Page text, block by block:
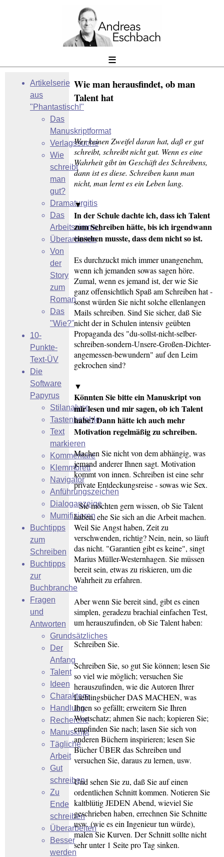
≡
Artikelserie
aus
"Phantastisch!"
Das
Manuskriptformat
Verlagssuche
Wie
schreibt
man
gut?
Dramaturgitis
Das
Arbeitszimmer
Überarbeiten
Von
der
Story
zum
Roman
Das
"Wie?"
10-
Punkte-
Text-ÜV
Die
Software
Papyrus
Stilanalyse
Tastenbefehle
Text
markieren
Kommentare
Klemmbrett
Navigator
Anführungszeichen
Dialoganzeige
Mumifizieren
Buchtipps
zum
Schreiben
Buchtipps
zur
Buchbranche
Fragen
und
Antworten
Grundsätzliches
Der
Anfang
Talent
Ideen
Charaktere
Handlung
Recherche
Manuskript
Tägliche
Arbeit
Gut
schreiben
Zu
Ende
schreiben
Überarbeiten
Besser
werden
Wie man herausfindet, ob man
Talent hat
Wer keinen Zweifel daran hat, daß er gut
schreibt, schreibt nicht gut. Wenn es eine
Wahrheit gibt im Geschäft des Schreibens,
dann ist es diese. Schreiben kann man
nicht, man lernt es ein Leben lang.
▼
In der Schule dachte ich, dass ich Talent
zum Schreiben hätte, bis ich irgendwann
einsehen musste, dass dem nicht so ist.
Es durchzuckt mich immer unangenehm,
wenn ich jemanden sowas sagen höre.
Zumal, wenn es jemand ist, der wie Sie
ganz offensichtlich Spaß am Schreiben hat -
sonst würden Sie nicht solche ellenlangen
Mails schreiben. Sind Sie sicher, daß Sie
nicht der in Schulen intensiv geübten
Propaganda des "du-sollst-nicht-selber-
schreiben-sondern-Unsere-Großen-Dichter-
angemessen-bewundern" auf den Leim
gekrochen sind?
▼
Könnten Sie bitte ein Manuskript von
mir lesen und mir sagen, ob ich Talent
habe? Dann hätte ich auch mehr
Motivation regelmäßig zu schreiben.
Machen Sie nicht von dem abhängig, was
jemand anderer Ihnen sagt. Motivation
kommt von innen. Schreiben ist eine sehr
private Entdeckungsreise - sowas wie Sex.
Sie möchten gern wissen, ob Sie Talent
haben, ehe Sie sich an die Arbeit machen.
Weil Sie Angst haben, Zeit zu
verschwenden, richtig? Nein, nein, so läuft
das nicht. "Garantien gibt es keine", singt
Marius Müller-Westernhagen. Sie müssen
bereit sein, etwas zu riskieren, um die
Wahrheit zu erfahren.
Aber wenn Sie bereit sind, gibt es einen
simplen, geradezu brachial einfachen Test,
um herauszufinden, ob Sie Talent haben:
Schreiben Sie.
Schreiben Sie, so gut Sie können; lesen Sie
so viel wie möglich; versuchen Sie
herauszufinden, wie die Autoren Ihrer
Lieblingsbücher DAS MACHEN, was
Ihnen so gefällt; erweitern Sie Ihren
Wortschatz; ahmen Sie nach; kopieren Sie;
empfinden Sie nach; lasen Sie sich von
anderen Büchern inspirieren; lesen Sie
Bücher ÜBER das Schreiben und
versuchen Sie, daraus zu lernen, usw.
Und sehen Sie zu, daß Sie auf einen
ordentlichen Schnitt kommen. Notieren Sie
kaltblütig JEDEN Abend, wieviel Sie
geschrieben haben, errechnen Sie Schnitte
usw. (wie es ein Ingenieur tun würde),
malen Sie Kurven. Der Schnitt sollte nicht
sehr unter 1 Seite pro Tag sinken.